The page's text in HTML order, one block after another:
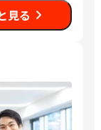
見る